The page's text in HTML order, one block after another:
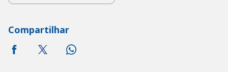
Compartilhar